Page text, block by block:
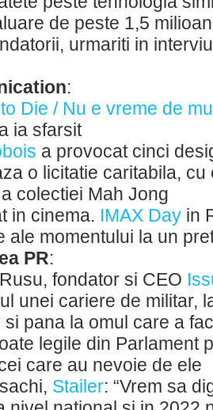
de peste 1,5
urmariti in
:
Die / Nu e vreme de
ia sfarsit
a provocat cinci
o licitatie caritabila,
colectiei Mah Jong
in cinema. IMAX Day in
ale momentului la un
PR:
fondator si CEO
unei cariere de militar,
pana la omul care a
legile din Parlament
care au nevoie de ele
Stailer: “Vrem sa